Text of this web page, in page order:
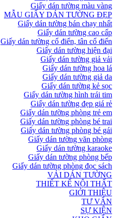
Giấy dán tường màu vàng
MẪU GIẤY DÁN TƯỜNG ĐẸP
Giấy dán tường bán chạy nhất
Giấy dán tường cao cấp
Giấy dán tường cổ điển, tân cổ điển
Giấy dán tường hiện đại
Giấy dán tường giả vải
Giấy dán tường hoa lá
Giấy dán tường giả da
Giấy dán tường kẻ sọc
Giấy dán tường hình trái tim
Giấy dán tường đẹp giá rẻ
Giấy dán tường phòng trẻ em
Giấy dán tường phòng bé trai
Giấy dán tường phòng bé gái
Giấy dán tường văn phòng
Giấy dán tường karaoke
Giấy dán tường phòng bếp
Giấy dán tường phòng đọc sách
VẢI DÁN TƯỜNG
THIẾT KẾ NỘI THẤT
GIỚI THIỆU
TƯ VẤN
SỰ KIỆN